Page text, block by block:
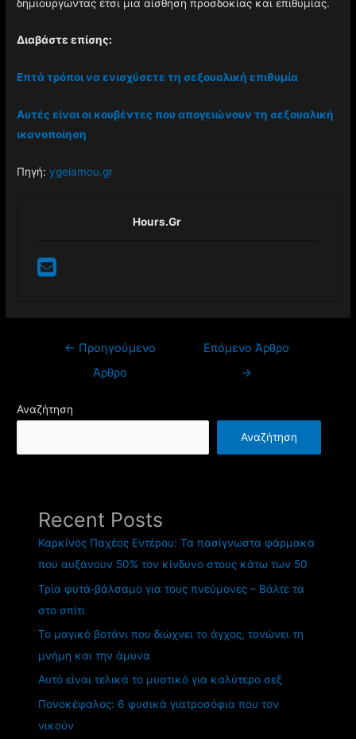
δημιουργώντας έτσι μια αίσθηση προσδοκίας και επιθυμίας.
Διαβάστε επίσης:
Επτά τρόποι να ενισχύσετε τη σεξουαλική επιθυμία
Αυτές είναι οι κουβέντες που απογειώνουν τη σεξουαλική
ικανοποίηση
Πηγή:ygeiamou.gr
Hours.gr
Πλοήγηση
← Προηγούμενο
Άρθρο
Επόμενο Άρθρο
→
Αναζήτηση
Αναζήτηση
Recent Posts
Καρκίνος Παχέος Εντέρου: Τα πασίγνωστα φάρμακα
που αυξάνουν 50% τον κίνδυνο στους κάτω των 50
Τρία φυτά-βάλσαμο για τους πνεύμονες – Βάλτε τα
στο σπίτι
Το μαγικό βοτάνι που διώχνει το άγχος, τονώνει τη
μνήμη και την άμυνα
Αυτό είναι τελικά το μυστικό για καλύτερο σεξ
Πονοκέφαλος: 6 φυσικά γιατροσόφια που τον
νικούν